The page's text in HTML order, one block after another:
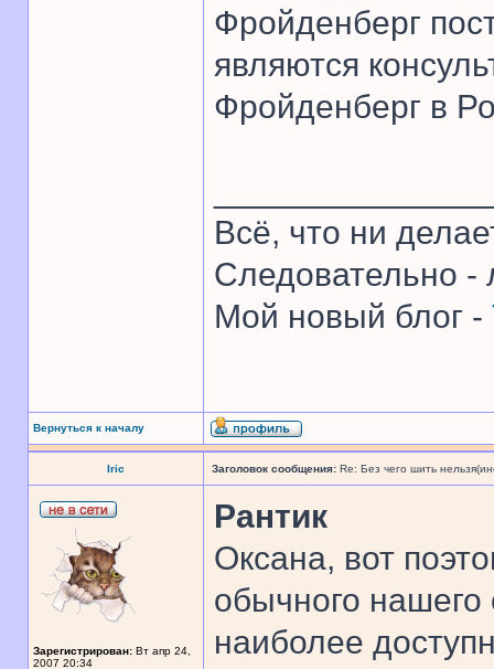
Фройденберг
являются
Фройденберг в
Всё, что ни
Следовательно -
Мой новый блог -
Вернуться к началу
Iric Заголовок сообщения: Re: Без чего шить
Зарегистрирован: Вт апр 24,
2007 20:34
Рантик
Оксана, вот
обычного нашего
наиболее